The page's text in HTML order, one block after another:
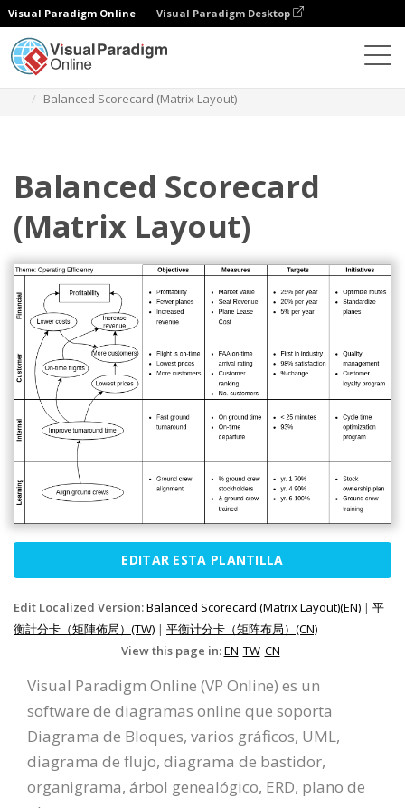
Visual Paradigm Online Visual Paradigm Desktop
Balanced Scorecard (Matrix Layout)
Balanced Scorecard
(Matrix Layout)
EDITAR ESTA PLANTILLA
Edit Localized Version:Balanced Scorecard (Matrix Layout)(EN) | 平
衡計分卡（矩陣佈局）(TW) | 平衡计分卡（矩阵布局）(CN)
View this page in:EN TW CN
Visual Paradigm Online (VP Online) es un
software de diagramas online que soporta
Diagrama de Bloques, varios gráficos, UML,
diagrama de flujo, diagrama de bastidor,
organigrama, árbol genealógico, ERD, plano de